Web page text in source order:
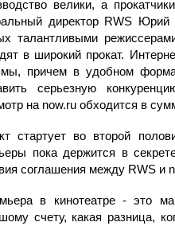
велики, а
директор RWS
талантливыми
в широкий прокат.
причем в удобном
серьезную
на now.ru обходится в
стартует во второй
пока держится в
соглашения между RWS и
в кинотеатре - это
счету, какая разница,